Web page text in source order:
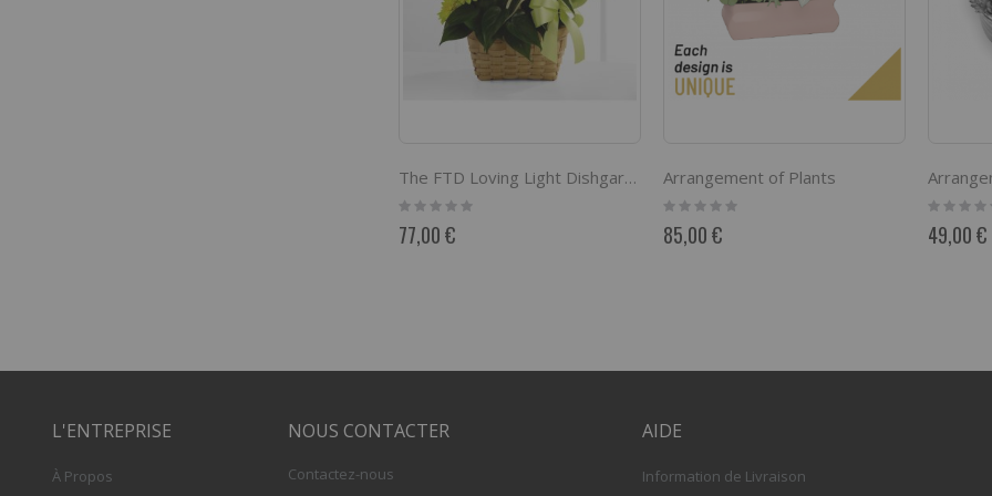
The FTD Loving Light Dishgarden
Rating:
0%
77,00 €
Arrangement of Plants
Rating:
0%
85,00 €
Rating:
0%
49,00 €
L'ENTREPRISE
À Propos
NOUS CONTACTER
Contactez-nous
AIDE
Information de Livraison